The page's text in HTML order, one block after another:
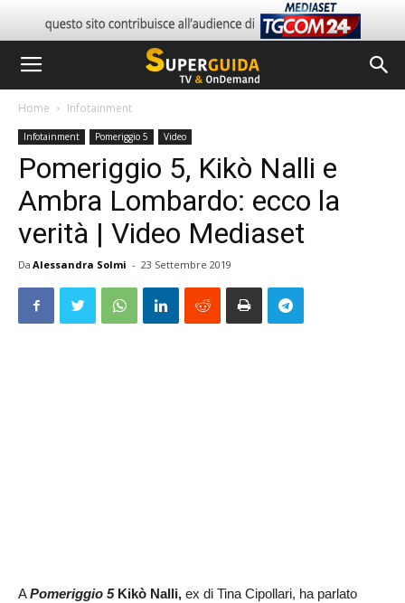
Home Infotainment
Infotainment Pomeriggio 5 Video
Pomeriggio 5, Kikò Nalli e
Ambra Lombardo: ecco la
verità | Video Mediaset
Da Alessandra Solmi - 23 Settembre 2019
APomeriggio 5 Kikò Nalli, ex di Tina Cipollari, ha parlato